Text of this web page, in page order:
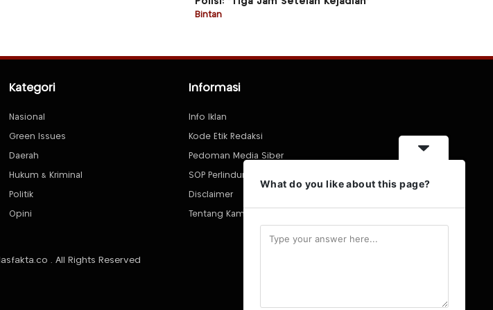
Bintan
Kategori
Nasional
Green Issues
Daerah
Hukum & Kriminal
Politik
Opini
Informasi
Info Iklan
Kode Etik Redaksi
Pedoman Media Siber
SOP Perlindungan Wartawan
Disclaimer
Tentang Kami
. All Rights Reserved
What do you like about this page?